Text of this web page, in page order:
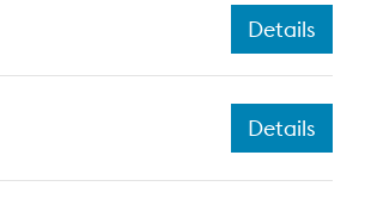
Details
Details